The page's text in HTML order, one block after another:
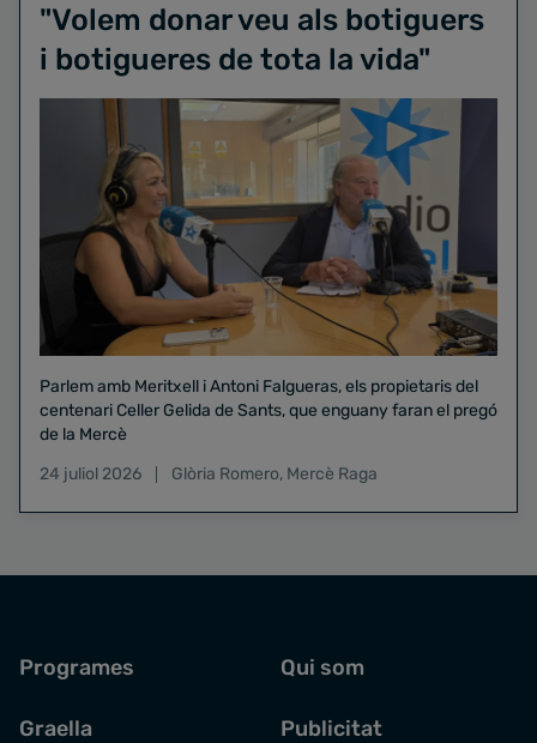
"Volem donar veu als botiguers
i botigueres de tota la vida"
Parlem amb Meritxell i Antoni Falgueras, els propietaris del
centenari Celler Gelida de Sants, que enguany faran el pregó
de la Mercè
24 juliol 2026
Glòria Romero, Mercè Raga
Programes
Graella
Qui som
Publicitat